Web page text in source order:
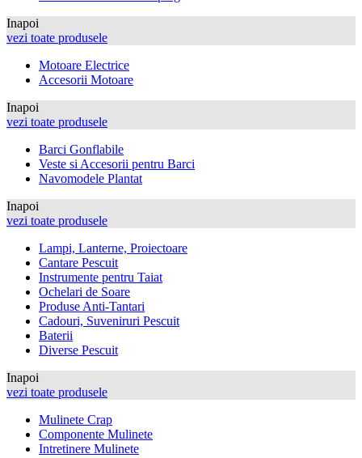
Inapoi
vezi toate produsele
Motoare Electrice
Accesorii Motoare
Inapoi
vezi toate produsele
Barci Gonflabile
Veste si Accesorii pentru Barci
Navomodele Plantat
Inapoi
vezi toate produsele
Lampi, Lanterne, Proiectoare
Cantare Pescuit
Instrumente pentru Taiat
Ochelari de Soare
Produse Anti-Tantari
Cadouri, Suveniruri Pescuit
Baterii
Diverse Pescuit
Inapoi
vezi toate produsele
Mulinete Crap
Componente Mulinete
Intretinere Mulinete